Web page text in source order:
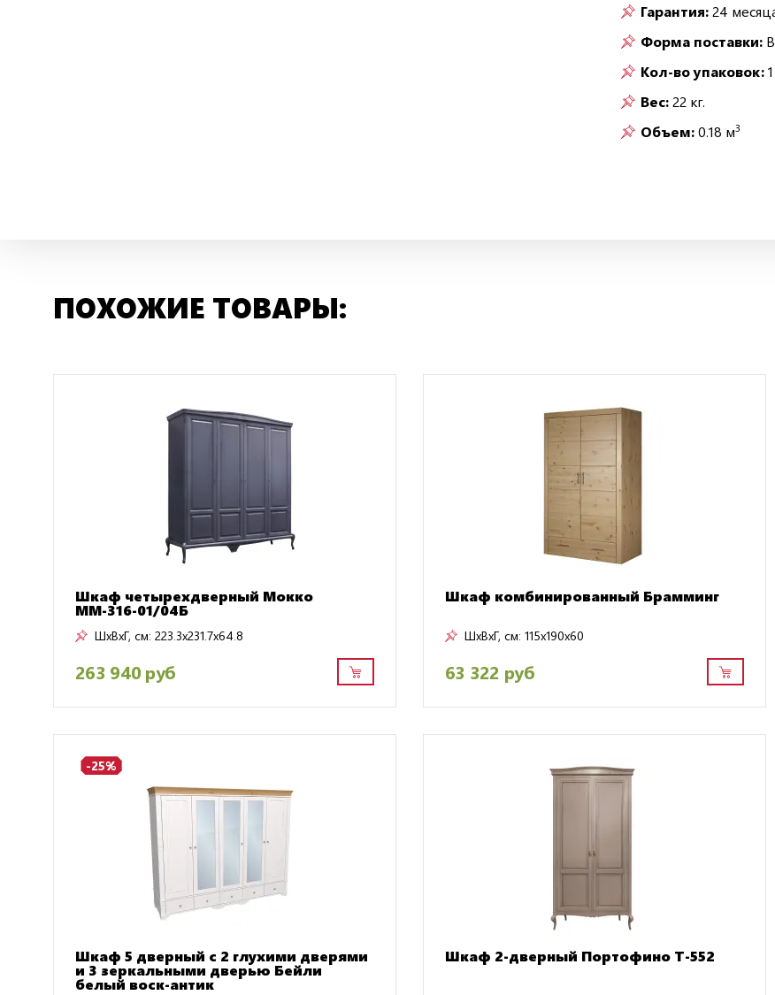
Гарантия:24
Форма поставки:
Кол-во упаковок:
Вес:22 кг.
Объем:0.18 м3
ПОХОЖИЕ ТОВАРЫ:
Шкаф четырехдверный Мокко
ММ-316-01/04Б
ШxВxГ, см: 223.3x231.7x64.8
263 940 руб
Шкаф комбинированный Брамминг
ШxВxГ, см: 115x190x60
63 322 руб
-25%
Шкаф 5 дверный с 2 глухими дверями
и 3 зеркальными дверью Бейли
белый воск-антик
Шкаф 2-дверный Портофино Т-552